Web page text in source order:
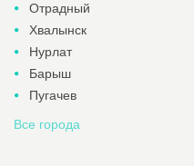
Отрадный
Хвалынск
Нурлат
Барыш
Пугачев
Все города